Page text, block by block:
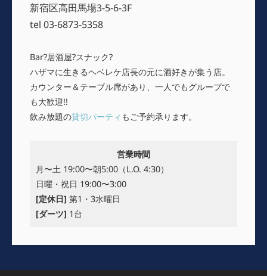
新宿区高田馬場3-5-6-3F
tel 03-6873-5358
Bar?居酒屋?スナック?
ハザマに生きるヘベレケ店長の元に酒好きが集う店。
カウンター＆テーブル席があり、一人でもグループで
も大歓迎!!
飲み放題の貸切パーティ もご予約承ります。
営業時間
月〜土 19:00〜朝5:00（L.O. 4:30）
日曜・祝日 19:00〜3:00
[定休日] 第1・3水曜日
[ダーツ] 1台